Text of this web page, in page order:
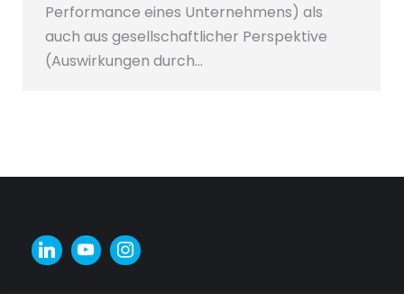
Performance eines Unternehmens) als
auch aus gesellschaftlicher Perspektive
(Auswirkungen durch…